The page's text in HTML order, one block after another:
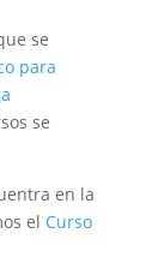
se
para
se
en la
el Curso